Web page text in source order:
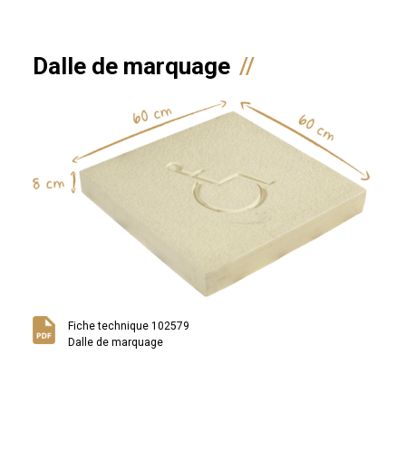
Dalle de marquage
Fiche technique 102579
Dalle de marquage